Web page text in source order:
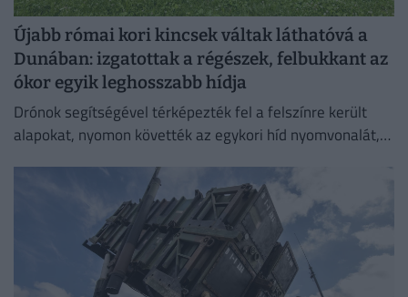
Újabb római kori kincsek váltak láthatóvá a
Dunában: izgatottak a régészek, felbukkant az
ókor egyik leghosszabb hídja
Drónok segítségével térképezték fel a felszínre került
alapokat, nyomon követték az egykori híd nyomvonalát,